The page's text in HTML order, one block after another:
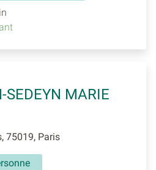
SEDEYN MARIE
75019, Paris